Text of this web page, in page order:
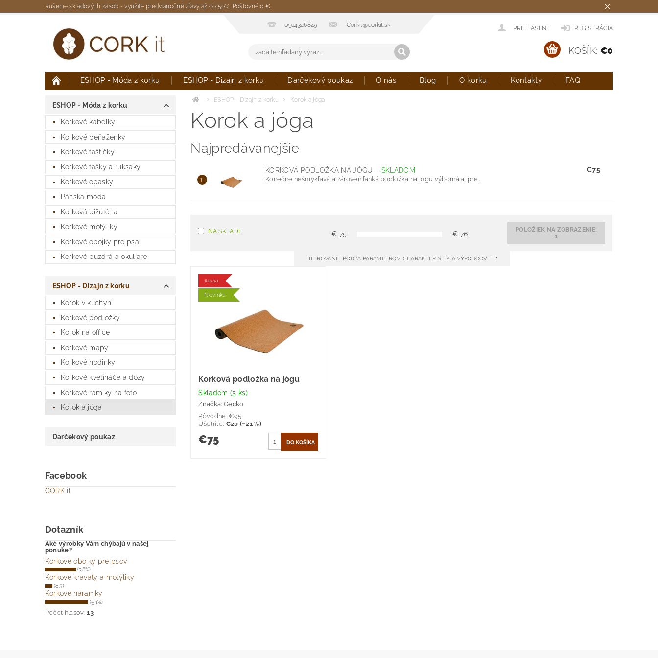
Rušenie skladových zásob - využite predvianočné zľavy až do 50%! Poštovné 0 €!
0914326849 Corkit@corkit.sk
PRIHLÁSENIE REGISTRÁCIA
KOŠÍK: €0
ESHOP - Móda z korku ESHOP - Dizajn z korku Darčekový poukaz O nás Blog O korku Kontakty FAQ
ESHOP - Móda z korku
Korkové kabelky
Korkové peňaženky
Korkové taštičky
Korkové tašky a ruksaky
Korkové opasky
Pánska móda
Korková bižutéria
Korkové motýliky
Korkové obojky pre psa
Korkové puzdrá a okuliare
ESHOP - Dizajn z korku
Korok v kuchyni
Korkové podložky
Korok na office
Korkové mapy
Korkové hodinky
Korkové kvetináče a dózy
Korkové rámiky na foto
Korok a jóga
Darčekový poukaz
Facebook
CORK it
Dotazník
Aké výrobky Vám chýbajú v našej
ponuke?
Korkové obojky pre psov
(38%)
Korkové kravaty a motýliky
(8%)
Korkové náramky
(54%)
Počet hlasov:13
ESHOP - Dizajn z korku Korok a jóga
Korok a jóga
Najpredávanejšie
1.
KORKOVÁ PODLOŽKA NA JÓGU – SKLADOM
Konečne nešmykľavá a zároveň ľahká podložka na jógu výborná aj pre...
€75
NA SKLADE € 75 € 76
POLOŽIEK NA ZOBRAZENIE:
1
FILTROVANIE PODĽA PARAMETROV, CHARAKTERISTÍK A VÝROBCOV
Akcia
Novinka
Korková podložka na jógu
Skladom (5 ks)
Značka: Gecko
Pôvodne:€95
Ušetríte: €20 (–21 %)
€75